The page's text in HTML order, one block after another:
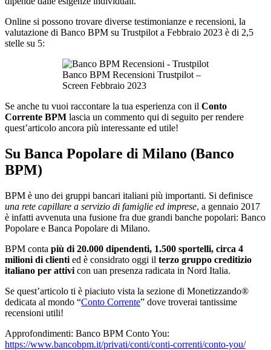
Online si possono trovare diverse testimonianze e recensioni, la
valutazione di Banco BPM su Trustpilot a Febbraio 2023 è di 2,5
stelle su 5:
Banco BPM Recensioni Trustpilot –
Screen Febbraio 2023
Se anche tu vuoi raccontare la tua esperienza con il Conto
Corrente BPM lascia un commento qui di seguito per rendere
quest’articolo ancora più interessante ed utile!
Su Banca Popolare di Milano (Banco
BPM)
BPM è uno dei gruppi bancari italiani più importanti. Si definisce
una rete capillare a servizio di famiglie ed imprese, a gennaio 2017
è infatti avvenuta una fusione fra due grandi banche popolari: Banco
Popolare e Banca Popolare di Milano.
BPM conta più di 20.000 dipendenti, 1.500 sportelli, circa 4
milioni di clienti ed è considrato oggi il terzo gruppo creditizio
italiano per attivi con uan presenza radicata in Nord Italia.
Se quest’articolo ti è piaciuto vista la sezione di Monetizzando®
dedicata al mondo “Conto Corrente” dove troverai tantissime
recensioni utili!
Approfondimenti: Banco BPM Conto You:
https://www.bancobpm.it/privati/conti/conti-correnti/conto-you/